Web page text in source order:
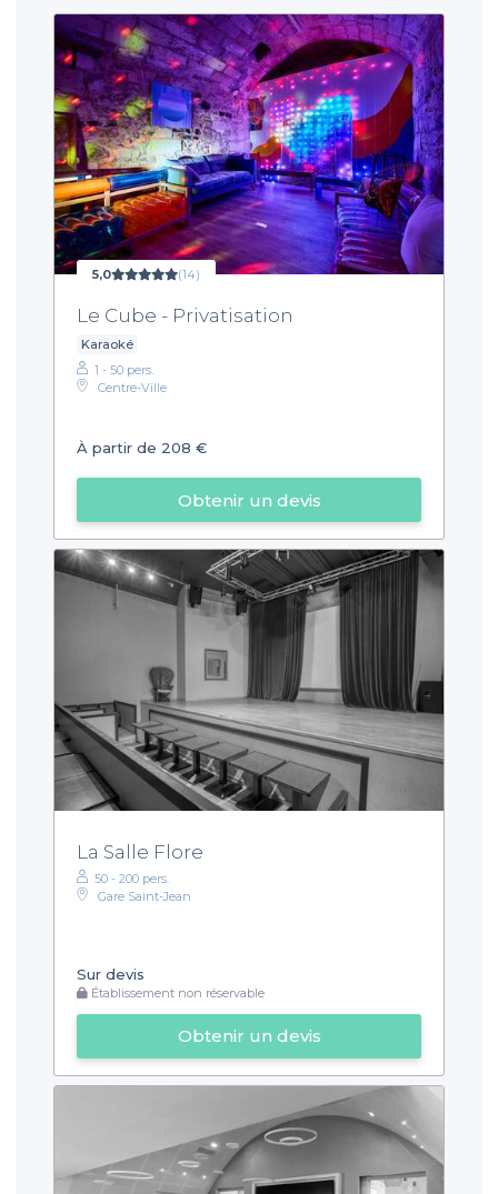
5,0 (14)
Le Cube - Privatisation
Karaoké
1 - 50 pers.
Centre-Ville
À partir de 208 €
Obtenir un devis
La Salle Flore
50 - 200 pers.
Gare Saint-Jean
Sur devis
Établissement non réservable
Obtenir un devis